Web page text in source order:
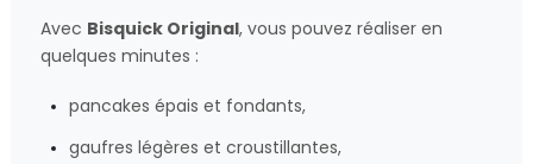
Avec Bisquick Original, vous pouvez réaliser en
quelques minutes :
pancakes épais et fondants,
gaufres légères et croustillantes,